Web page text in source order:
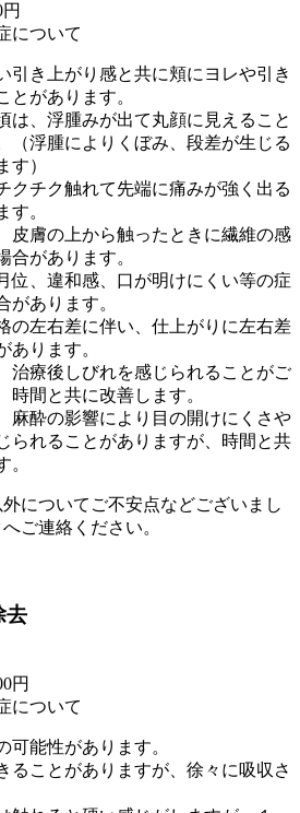
について
引き上がり感と共に頬にヨレや引き
とがあります。
は、浮腫みが出て丸顔に見えること
（浮腫によりくぼみ、段差が生じる
す）
クチク触れて先端に痛みが強く出る
す。
皮膚の上から触ったときに繊維の感
合があります。
位、違和感、口が明けにくい等の症
があります。
の左右差に伴い、仕上がりに左右差
あります。
治療後しびれを感じられることがご
時間と共に改善します。
麻酔の影響により目の開けにくさや
られることがありますが、時間と共
。
外についてご不安点などございまし
ご連絡ください。
去
円
について
可能性があります。
ることがありますが、徐々に吸収さ